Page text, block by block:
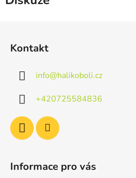
Kontakt
info@halikoboli.cz
+420725584836
Informace pro vás